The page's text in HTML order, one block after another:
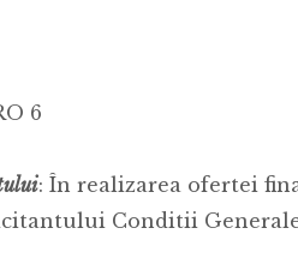
6
: În realizarea ofertei
Conditii